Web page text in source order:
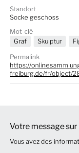
Standort
Sockelgeschoss
Mot-clé
Graf
Skulptur
Permalink
https://
freiburg.de/fr/object/
Votre message
Vous avez des